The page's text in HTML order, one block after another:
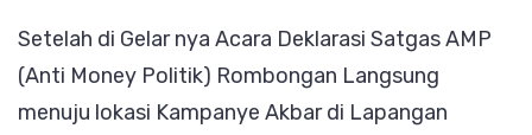
Setelah di Gelar nya Acara Deklarasi Satgas AMP
(Anti Money Politik) Rombongan Langsung
menuju lokasi Kampanye Akbar di Lapangan